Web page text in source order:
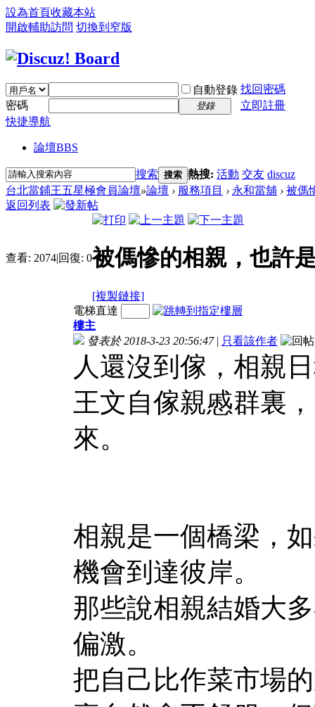
設為首頁收藏本站
開啟輔助訪問 切換到窄版
自動登錄 找回密碼
密碼
登錄
立即註冊
快捷導航
論壇BBS
搜索 搜索 熱搜: 活動 交友 discuz
台北當鋪王五星極會員論壇»論壇 › 服務項目 › 永和當舖 › 被傌
返回列表
查看: 2074|回復: 0被傌慘的相親，也許
[複製鏈接]
電梯直達
樓主
發表於 2018-3-23 20:56:47 | 只看該作者
人還沒到傢，相親
王文自傢親慼群裏
來。
相親是一個橋梁，
機會到達彼岸。
那些說相親結婚大
偏激。
把自己比作菜市場